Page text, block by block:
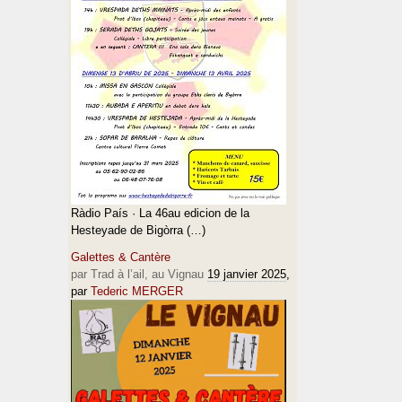
Ràdio País · La 46au edicion de la
Hesteyade de Bigòrra (…)
Galettes & Cantère
par Trad à l’ail, au Vignau 19 janvier 2025,
par Tederic MERGER